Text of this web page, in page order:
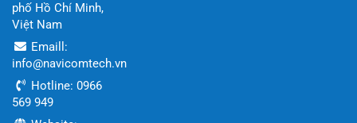
phố Hồ Chí Minh,
Việt Nam
Emaill:
info@navicomtech.vn
Hotline: 0966
569 949